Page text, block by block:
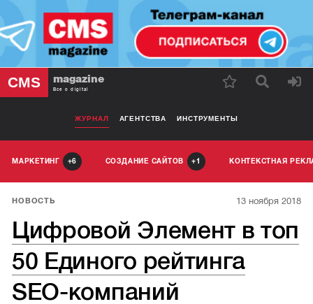
CMS magazine
Все о digital
ЖУРНАЛ АГЕНТСТВА ИНСТРУМЕНТЫ
МАРКЕТИНГ 6 СОЗДАНИЕ САЙТОВ 1 КОНТЕКСТНАЯ
НОВОСТЬ 13 ноября 2018
Цифровой Элемент в топ
50 Единого рейтинга
SEO-компаний